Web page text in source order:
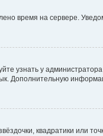
время на сервере.
узнать у
Дополнительную
квадратики или